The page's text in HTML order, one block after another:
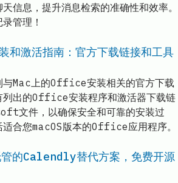
信息，提升消息检索的准确性和效率。
管理！
激活指南：官方下载链接和工具
与Mac上的Office安装相关的官方下载
列出的Office安装程序和激活器下载链
文件，以确保安全和可靠的安装过
合您macOS版本的Office应用程序。
的Calendly替代方案，免费开源